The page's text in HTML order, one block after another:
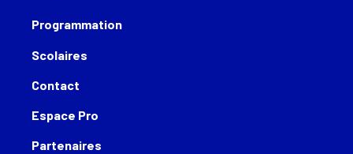
Programmation
Scolaires
Contact
Espace Pro
Partenaires